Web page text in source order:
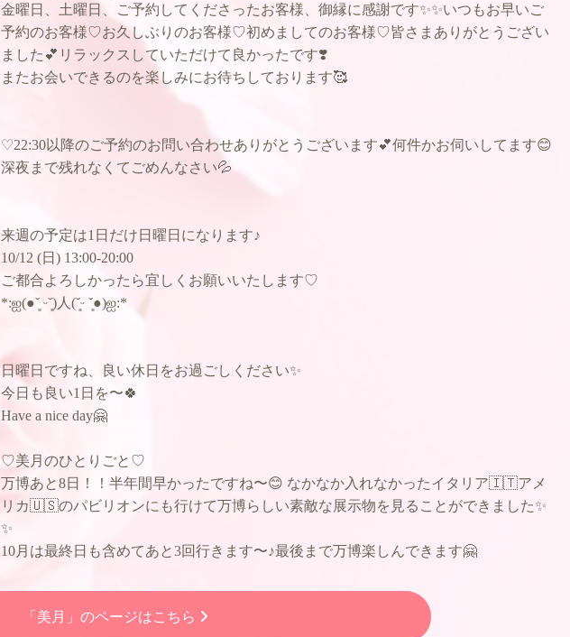
金曜日、土曜日、ご予約してくださったお客様、御縁に感謝です✨✨いつもお早いご
予約のお客様♡お久しぶりのお客様♡初めましてのお客様♡皆さまありがとうござい
ました💕リラックスしていただけて良かったです❣️
またお会いできるのを楽しみにお待ちしております🥰
♡22:30以降のご予約のお問い合わせありがとうございます💕何件かお伺いしてます😊
深夜まで残れなくてごめんなさい💦
来週の予定は1日だけ日曜日になります♪
10/12 (日) 13:00-20:00
ご都合よろしかったら宜しくお願いいたします♡
*:ஐ(●︎˘͈ ᵕ˘͈)人(˘͈ᵕ ˘͈●︎)ஐ:*
日曜日ですね、良い休日をお過ごしください✨
今日も良い1日を〜🍀
Have a nice day🤗
♡美月のひとりごと♡
万博あと8日！！半年間早かったですね〜😊 なかなか入れなかったイタリア🇮🇹アメ
リカ🇺🇸のパビリオンにも行けて万博らしい素敵な展示物を見ることができました✨
✨
10月は最終日も含めてあと3回行きます〜♪最後まで万博楽しんできます🤗
「美月」のページはこちら